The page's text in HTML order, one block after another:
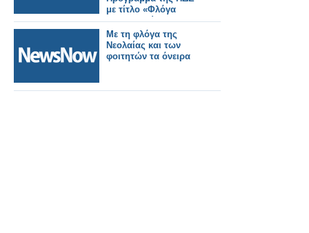
με τίτλο «Φλόγα
Πολιτισμού»
Με τη φλόγα της
Νεολαίας και των
φοιτητών τα όνειρα